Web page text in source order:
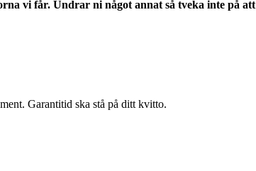
vi får. Undrar ni något annat så tveka inte på att
Garantitid ska stå på ditt kvitto.